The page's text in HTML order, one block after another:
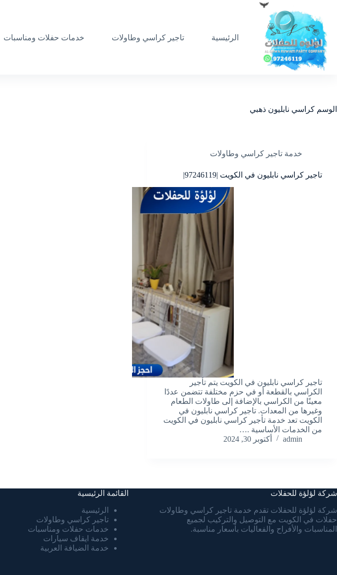
المحتوى
الرئيسية
تاجير كراسي وطاولات خدمات حفلات ومناسبات
الوسم كراسي نابليون ذهبي
خدمة تاجير كراسي وطاولات
تاجير كراسي نابليون في الكويت |97246119|
تاجير كراسي نابليون في الكويت يتم تأجير
الكراسي بالقطعة أو في حزم مختلفة تتضمن عددًا
معينًا من الكراسي بالإضافة إلى طاولات الطعام
وغيرها من المعدات. تاجير كراسي نابليون في
الكويت تعد خدمة تأجير كراسي نابليون في الكويت
من الخدمات الأساسية .…
admin
أكتوبر 30, 2024
شركة لؤلؤة للحفلات
شركة لؤلؤة للحفلات تقدم خدمة تاجير كراسي وطاولات
حفلات في الكويت مع التوصيل والتركيب لجميع
المناسبات والأفراح والفعاليات بأسعار مناسبة.
القائمة الرئيسية
الرئيسية
تاجير كراسي وطاولات
خدمات حفلات ومناسبات
خدمة ايقاف سيارات
خدمة الضيافة العربية